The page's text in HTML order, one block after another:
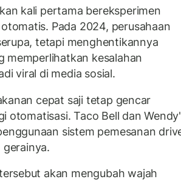
kali pertama bereksperimen
Pada 2024, perusahaan
tetapi menghentikannya
memperlihatkan kesalahan
viral di media sosial.
cepat saji tetap gencar
otomatisasi. Taco Bell dan
sistem pemesanan
gerainya.
akan mengubah wajah